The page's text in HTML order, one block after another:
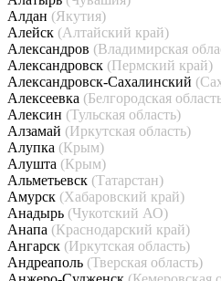
Алдан (Якутия)
Алейск (Алтайский край)
Александров (Владимирская
Александровск (Пермский край)
Александровск-Сахалинский
Алексеевка (Белгородская
Алексин (Тульская область)
Алзамай (Иркутская область)
Алупка (Крым)
Алушта (Крым)
Альметьевск (Татарстан)
Амурск (Хабаровский край)
Анадырь (Чукотский АО)
Анапа (Краснодарский край)
Ангарск (Иркутская область)
Андреаполь (Тверская область)